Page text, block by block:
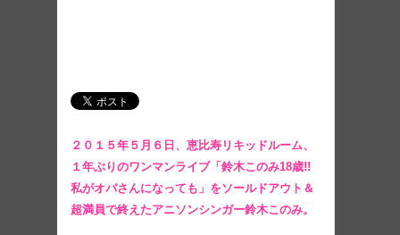
２０１５年５⽉６⽇、恵⽐寿リキッドルーム、
１年ぶりのワンマンライブ「鈴⽊このみ18歳!!
私がオバさんになっても」をソールドアウト＆
超満員で終えたアニソンシンガー鈴⽊このみ。